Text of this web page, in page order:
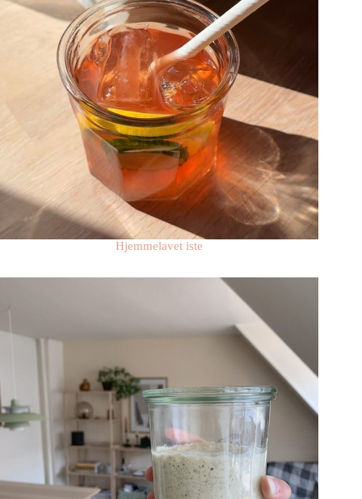
Hjemmelavet iste